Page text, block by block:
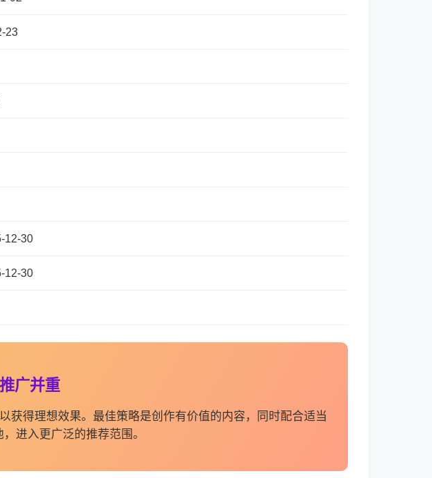
23
12-30
12-30
广并重
获得理想效果。最佳策略是创作有价值的内容，同时配合适当
进入更广泛的推荐范围。